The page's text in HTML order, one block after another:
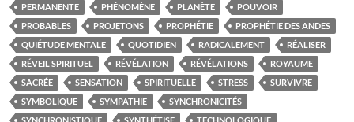
PERMANENTE
PHÉNOMÈNE PLANÈTE
POUVOIR
PROBABLES
PROJETONS PROPHÉTIE
PROPHÉTIE DES ANDES
QUIÉTUDE MENTALE
QUOTIDIEN RADICALEMENT
RÉALISER
RÉVEIL SPIRITUEL
RÉVÉLATION RÉVÉLATIONS
ROYAUME
SACRÉE
SENSATION SPIRITUELLE STRESS
SURVIVRE
SYMBOLIQUE
SYMPATHIE
SYNCHRONICITÉS
SYNCHRONISTIQUE
SYNTHÉTISE
TECHNOLOGIQUE